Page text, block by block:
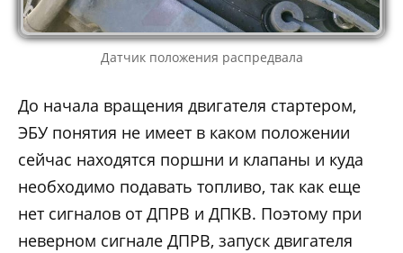
Датчик положения распредвала
До начала вращения двигателя стартером,
ЭБУ понятия не имеет в каком положении
сейчас находятся поршни и клапаны и куда
необходимо подавать топливо, так как еще
нет сигналов от ДПРВ и ДПКВ. Поэтому при
неверном сигнале ДПРВ, запуск двигателя